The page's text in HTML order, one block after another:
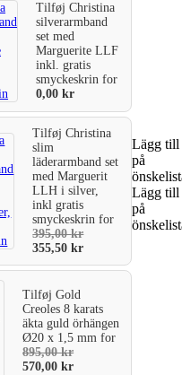
TilføjChristina
silverarmband
set med
Marguerite LLF
inkl. gratis
smyckeskrinfor
0,00kr
TilføjChristina
slim
läderarmband set
med Marguerit
LLH i silver,
inkl gratis
smyckeskrinfor
395,00kr
355,50kr
TilføjGold
Creoles 8 karats
äkta guld örhängen
Ø20 x 1,5 mmfor
895,00kr
570,00kr
Lägg till
på
Lägg till
på